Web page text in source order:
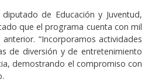
de Educación y Juventud,
que el programa cuenta con mil
“Incorporamos actividades
de diversión y de entretenimiento
demostrando el compromiso con